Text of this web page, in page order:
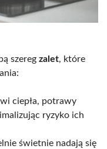
szereg zalet, które
ciepła, potrawy
ryzyko ich
świetnie nadają się